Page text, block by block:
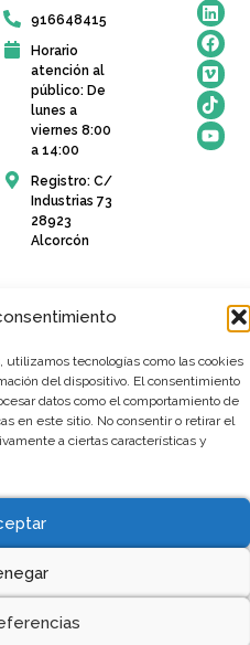
utilizamos tecnologías como las cookies
del dispositivo. El consentimiento
datos como el comportamiento de
en este sitio. No consentir o retirar el
a ciertas características y
916648415
Horario
atención al
público: De
lunes a
viernes 8:00
a 14:00
Registro: C/
Industrias 73
28923
Alcorcón
Política de privacidad de